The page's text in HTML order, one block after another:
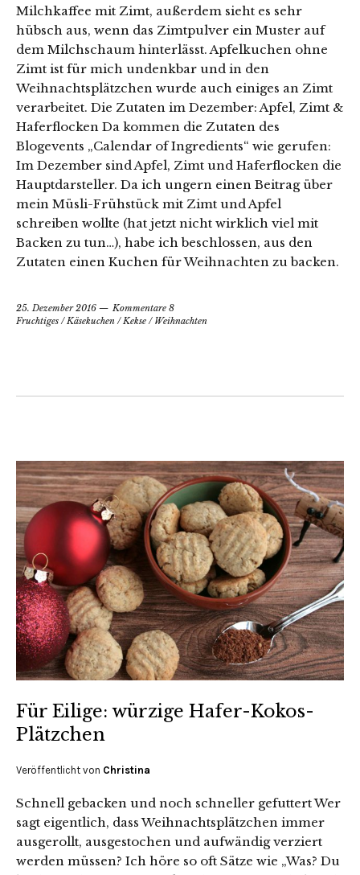
Milchkaffee mit Zimt, außerdem sieht es sehr
hübsch aus, wenn das Zimtpulver ein Muster auf
dem Milchschaum hinterlässt. Apfelkuchen ohne
Zimt ist für mich undenkbar und in den
Weihnachtsplätzchen wurde auch einiges an Zimt
verarbeitet. Die Zutaten im Dezember: Apfel, Zimt &
Haferflocken Da kommen die Zutaten des
Blogevents „Calendar of Ingredients“ wie gerufen:
Im Dezember sind Apfel, Zimt und Haferflocken die
Hauptdarsteller. Da ich ungern einen Beitrag über
mein Müsli-Frühstück mit Zimt und Apfel
schreiben wollte (hat jetzt nicht wirklich viel mit
Backen zu tun…), habe ich beschlossen, aus den
Zutaten einen Kuchen für Weihnachten zu backen.
25. Dezember 2016
Kommentare 8
Fruchtiges /Käsekuchen /Kekse / Weihnachten
Für Eilige: würzige Hafer-Kokos-
Plätzchen
Veröffentlicht von Christina
Schnell gebacken und noch schneller gefuttert Wer
sagt eigentlich, dass Weihnachtsplätzchen immer
ausgerollt, ausgestochen und aufwändig verziert
werden müssen? Ich höre so oft Sätze wie „Was? Du